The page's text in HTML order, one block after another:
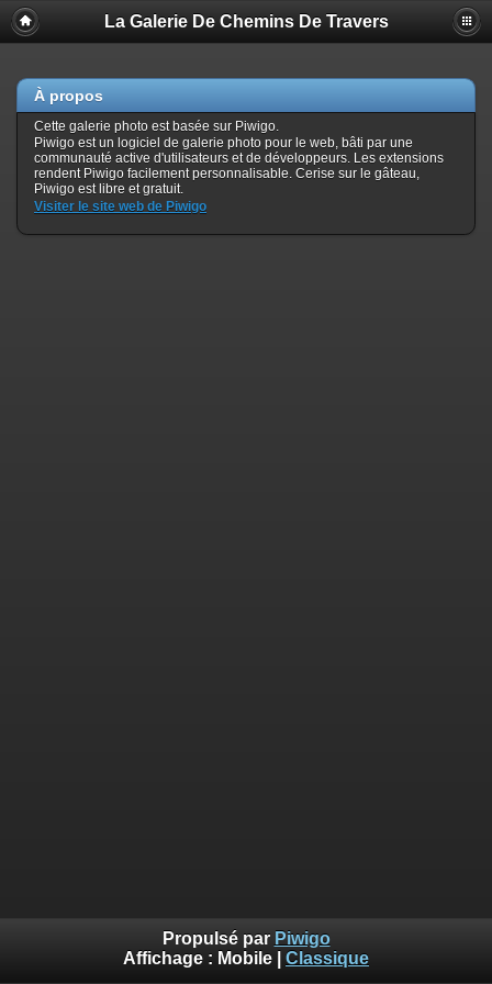
La Galerie De Chemins De Travers
À propos
Cette galerie photo est basée sur Piwigo.
Piwigo est un logiciel de galerie photo pour le web, bâti par une
communauté active d'utilisateurs et de développeurs. Les extensions
rendent Piwigo facilement personnalisable. Cerise sur le gâteau,
Piwigo est libre et gratuit.
Visiter le site web de Piwigo
Propulsé par Piwigo
Affichage : Mobile Classique